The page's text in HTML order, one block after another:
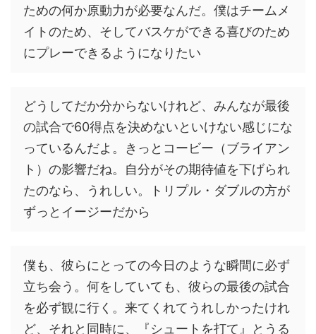
ための何か原動力が必要なんだ。僕はチームメ
イトのため、そしてバスケができる喜びのため
にプレーできるようになりたい
どうしてだか分からないけれど、みんなが最後
の試合で60得点を決めないといけない感じにな
っているんだよ。きっとコービー（ブライアン
ト）の影響だね。自分がその期待値を下げられ
たのなら、うれしい。トリプル・ダブルの方が
ずっとイージーだから
僕も、彼らにとっての今日のような瞬間に必ず
立ち会う。何をしていても、彼らの最後の試合
を必ず観に行く。来てくれてうれしかったけれ
ど、それと同時に、『シュートを打て』とうる